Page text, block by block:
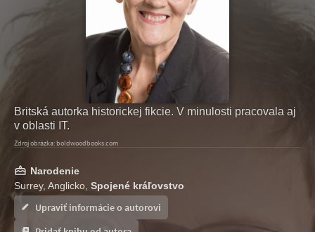
Britská autorka historickej fikcie. V minulosti pracovala aj
v oblasti IT.
Zdroj obrázka: boldwoodbooks.com
Narodenie
Surrey, Anglicko, Spojené kráľovstvo
Upraviť informácie o autorovi